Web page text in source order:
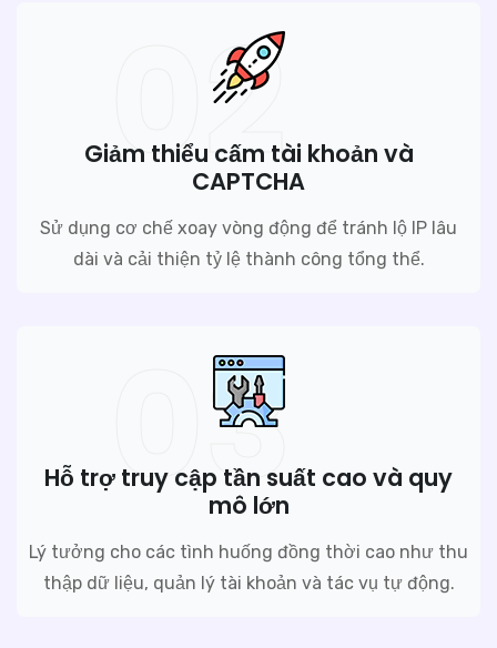
02
Giảm thiểu cấm tài khoản và
CAPTCHA
Sử dụng cơ chế xoay vòng động để tránh lộ IP lâu
dài và cải thiện tỷ lệ thành công tổng thể.
03
Hỗ trợ truy cập tần suất cao và quy
mô lớn
Lý tưởng cho các tình huống đồng thời cao như thu
thập dữ liệu, quản lý tài khoản và tác vụ tự động.